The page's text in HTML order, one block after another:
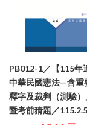
PB012-1／【115年
中華民國憲法—含重
釋字及裁判（測驗
暨考前猜題／